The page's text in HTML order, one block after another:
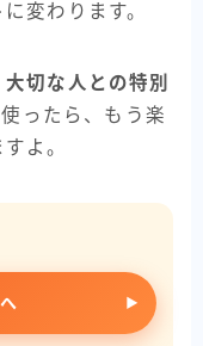
変わります。
切な人との特別
ったら、もう楽
よ。